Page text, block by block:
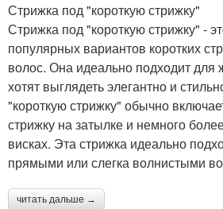
Стрижка под "короткую стрижку"
Стрижка под "короткую стрижку" -
популярных вариантов коротких
волос. Она идеально подходит
хотят выглядеть элегантно и
"короткую стрижку" обычно
стрижку на затылке и немного
висках. Эта стрижка идеально
прямыми или слегка волнистыми
читать дальше →